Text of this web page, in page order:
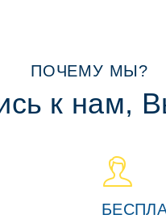
ПОЧЕМУ МЫ?
к нам,